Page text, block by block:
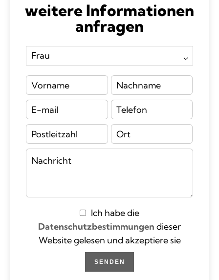
weitere Informationen
anfragen
Ich habe die
Datenschutzbestimmungen dieser
Website gelesen und akzeptiere sie
SENDEN